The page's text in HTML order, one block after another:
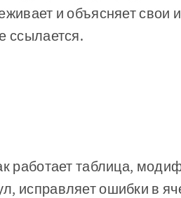
и объясняет свои
ссылается.
работает таблица,
исправляет ошибки в